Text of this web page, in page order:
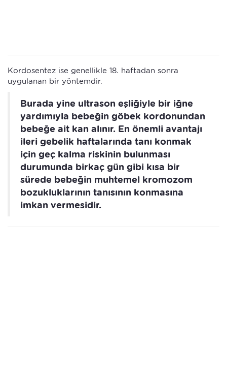
Kordosentez ise genellikle 18. haftadan sonra
uygulanan bir yöntemdir.
Burada yine ultrason eşliğiyle bir iğne
yardımıyla bebeğin göbek kordonundan
bebeğe ait kan alınır. En önemli avantajı
ileri gebelik haftalarında tanı konmak
için geç kalma riskinin bulunması
durumunda birkaç gün gibi kısa bir
sürede bebeğin muhtemel kromozom
bozukluklarının tanısının konmasına
imkan vermesidir.